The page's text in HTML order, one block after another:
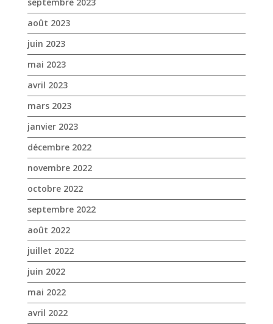
mars 2023
janvier 2023
décembre 2022
novembre 2022
octobre 2022
septembre 2022
août 2022
juillet 2022
juin 2022
mai 2022
avril 2022
mars 2022
février 2022
janvier 2022
décembre 2021
novembre 2021